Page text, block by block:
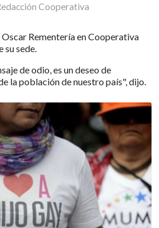
Cooperativa
Rementería en Cooperativa
sede.
de odio, es un deseo de
la población de nuestro país", dijo.